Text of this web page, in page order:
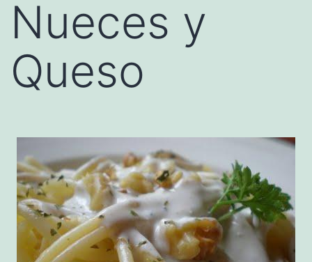
Nueces y
Queso